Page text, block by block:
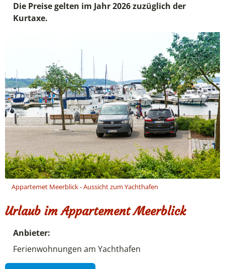
Die Preise gelten im Jahr 2026 zuzüglich der
Kurtaxe.
Appartemet Meerblick - Aussicht zum Yachthafen
Urlaub im Appartement Meerblick
Anbieter:
Ferienwohnungen am Yachthafen